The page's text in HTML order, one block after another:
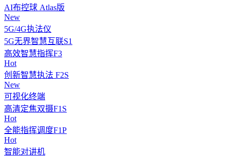
AI布控球 Atlas版
New
5G/4G执法仪
5G无界智慧互联S1
高效智慧指挥F3
Hot
创新智慧执法 F2S
New
可视化终端
高清定焦双摄F1S
Hot
全能指挥调度F1P
Hot
智能对讲机